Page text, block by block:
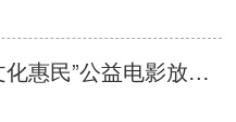
2019年“文化惠民”公益电影放映活动单次放映平台监管百分制考核表 威海